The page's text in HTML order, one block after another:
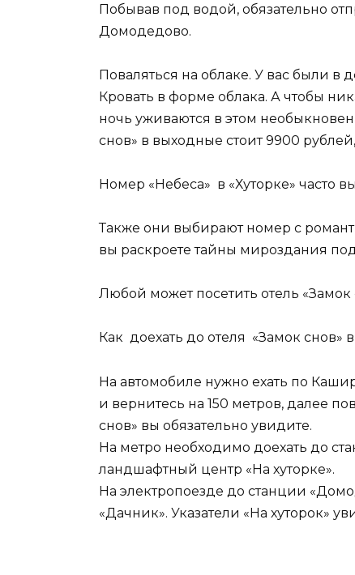
Побывав под водой, обязательно
Домодедово.
Поваляться на облаке. У вас были в
Кровать в форме облака. А чтобы
ночь уживаются в этом
снов» в выходные стоит 9900
Номер «Небеса» в «Хуторке»
Также они выбирают номер с
вы раскроете тайны мироздания
Любой может посетить отель
Как доехать до отеля «Замок снов»
На автомобиле нужно ехать по
и вернитесь на 150 метров, далее
снов» вы обязательно увидите.
На метро необходимо доехать до
ландшафтный центр «На хуторке».
На электропоезде до станции
«Дачник». Указатели «На хуторок»